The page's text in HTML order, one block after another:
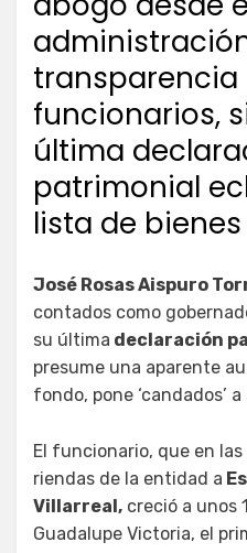
transparencia
funcionarios,
última
patrimonial
lista de bienes
José Rosas Aispuro
contados como
su última declaración
presume una aparente
fondo, pone ‘candados’ a
El funcionario, que en
riendas de la entidad a
Villarreal, creció a unos
Guadalupe Victoria, el